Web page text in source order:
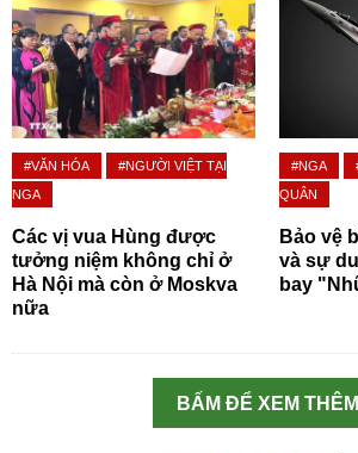
#VĂN HÓA
#NGƯỜI VIỆT TẠI
NGA
Các vị vua Hùng được
tưởng niệm không chỉ ở
Hà Nội mà còn ở Moskva
nữa
#NGA
QUÂN
Bảo vệ
và sự
bay
BẤM ĐỂ XEM THÊM